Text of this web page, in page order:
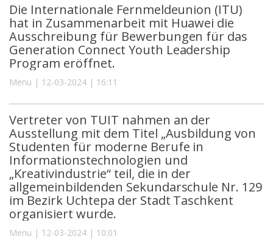
Die Internationale Fernmeldeunion (ITU)
hat in Zusammenarbeit mit Huawei die
Ausschreibung für Bewerbungen für das
Generation Connect Youth Leadership
Program eröffnet.
Menu | 12-03-2024 | 16:11
Vertreter von TUIT nahmen an der
Ausstellung mit dem Titel „Ausbildung von
Studenten für moderne Berufe in
Informationstechnologien und
„Kreativindustrie“ teil, die in der
allgemeinbildenden Sekundarschule Nr. 129
im Bezirk Uchtepa der Stadt Taschkent
organisiert wurde.
Menu | 12-03-2024 | 10:01